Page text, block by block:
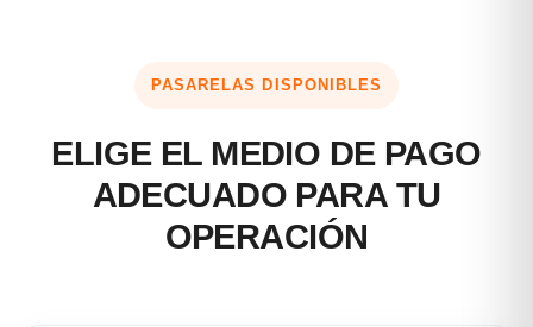
PASARELAS DISPONIBLES
ELIGE EL MEDIO DE PAGO
ADECUADO PARA TU
OPERACIÓN